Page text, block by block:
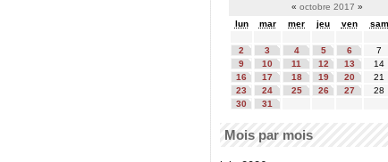
« octobre 2017 »
lun
mar mer jeu ven sam
2
3 4 5 6 7
9
10 11 12 13 14
16
17 18 19 20 21
23
24 25 26 27 28
30
31
Mois par mois